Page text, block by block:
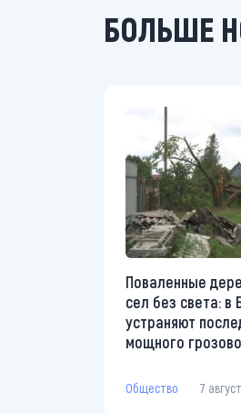
БОЛЬШЕ
Поваленные
сел без света: в
устраняют
мощного
Общество 7